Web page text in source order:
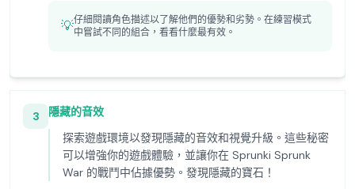
💡仔細閱讀角色描述以了解他們的優勢和劣勢。在練習模式
中嘗試不同的組合，看看什麼最有效。
3
隱藏的音效
探索遊戲環境以發現隱藏的音效和視覺升級。這些秘密
可以增強你的遊戲體驗，並讓你在 Sprunki Sprunk
War 的戰鬥中佔據優勢。發現隱藏的寶石！